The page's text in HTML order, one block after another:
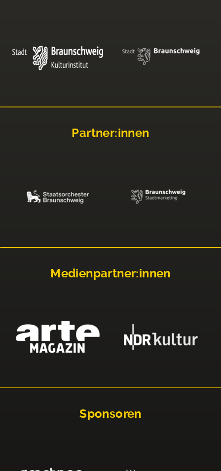
Partner:innen
Medienpartner:innen
Sponsoren